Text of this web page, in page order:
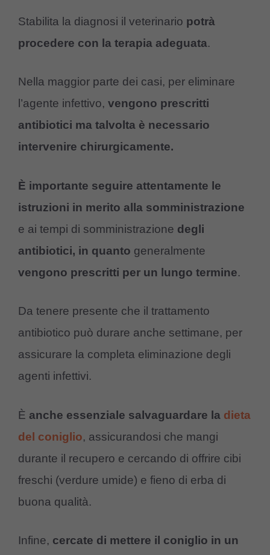
Stabilita la diagnosi il veterinario potrà
procedere con la terapia adeguata.
Nella maggior parte dei casi, per eliminare
l’agente infettivo, vengono prescritti
antibiotici ma talvolta è necessario
intervenire chirurgicamente.
È importante seguire attentamente le
istruzioni in merito alla somministrazione
e ai tempi di somministrazione degli
antibiotici, in quanto generalmente
vengono prescritti per un lungo termine.
Da tenere presente che il trattamento
antibiotico può durare anche settimane, per
assicurare la completa eliminazione degli
agenti infettivi.
È anche essenziale salvaguardare la dieta
del coniglio, assicurandosi che mangi
durante il recupero e cercando di offrire cibi
freschi (verdure umide) e fieno di erba di
buona qualità.
Infine, cercate di mettere il coniglio in un